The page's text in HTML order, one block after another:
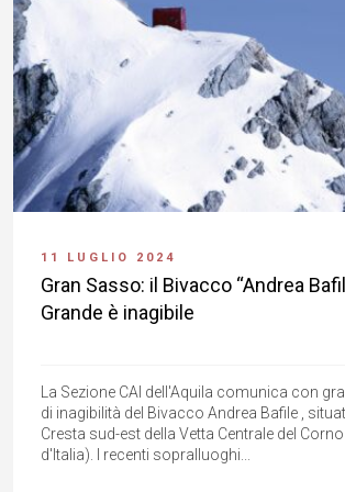
11 LUGLIO 2024
Gran Sasso: il Bivacco “Andrea
Grande è inagibile
La Sezione CAI dell'Aquila comunica con
di inagibilità del Bivacco Andrea Bafile ,
Cresta sud-est della Vetta Centrale del
d'Italia). I recenti sopralluoghi...